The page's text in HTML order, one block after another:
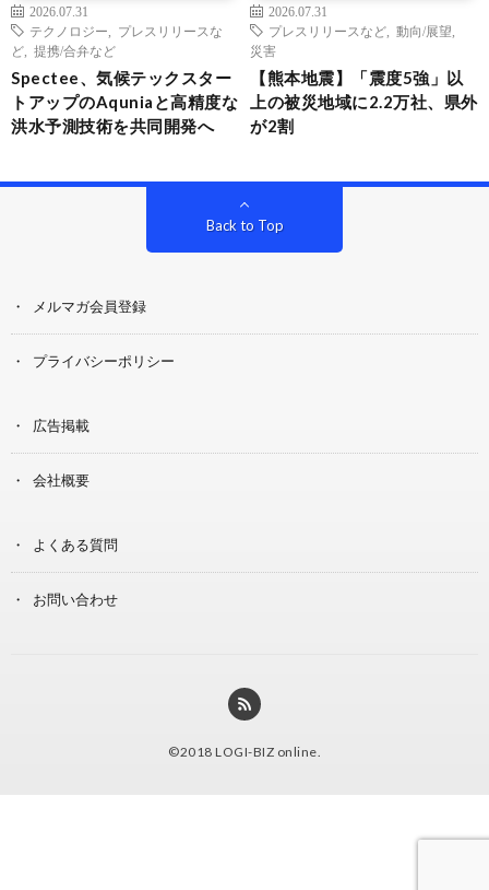
2026.07.31
テクノロジー
プレスリリースな
ど
提携/合弁など
Spectee、気候テックスター
トアップのAquniaと高精度な
洪水予測技術を共同開発へ
2026.07.31
プレスリリースなど
動向/展望
災害
【熊本地震】「震度5強」以
上の被災地域に2.2万社、県外
が2割
Back to Top
メルマガ会員登録
プライバシーポリシー
広告掲載
会社概要
よくある質問
お問い合わせ
©2018 LOGI-BIZ online